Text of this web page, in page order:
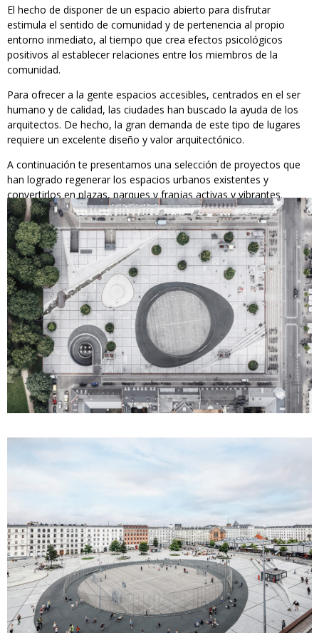
El hecho de disponer de un espacio abierto para disfrutar
estimula el sentido de comunidad y de pertenencia al propio
entorno inmediato, al tiempo que crea efectos psicológicos
positivos al establecer relaciones entre los miembros de la
comunidad.
Para ofrecer a la gente espacios accesibles, centrados en el ser
humano y de calidad, las ciudades han buscado la ayuda de los
arquitectos. De hecho, la gran demanda de este tipo de lugares
requiere un excelente diseño y valor arquitectónico.
A continuación te presentamos una selección de proyectos que
han logrado regenerar los espacios urbanos existentes y
convertirlos en plazas, parques y franjas activas y vibrantes.